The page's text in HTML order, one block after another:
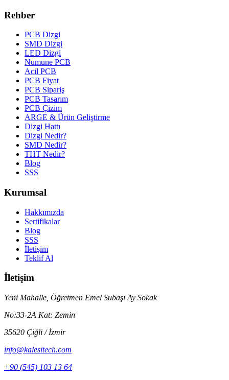
Rehber
PCB Dizgi
SMD Dizgi
LED Dizgi
Numune PCB
Acil PCB
PCB Fiyat
PCB Sipariş
PCB Tasarım
PCB Çizim
ARGE & Ürün Geliştirme
Dizgi Hattı
Dizgi Nedir?
SMD Nedir?
THT Nedir?
Blog
SSS
Kurumsal
Hakkımızda
Sertifikalar
Blog
SSS
İletişim
Teklif Al
İletişim
Yeni Mahalle, Öğretmen Emel Subaşı Ay Sokak
No:33-2A Kat: Zemin
35620 Çiğli / İzmir
info@kalesitech.com
+90 (545) 103 13 64